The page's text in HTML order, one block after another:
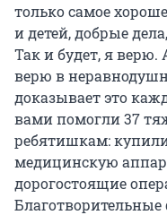
только самое
и детей, добрые
Так и будет, я верю.
верю в
доказывает это
вами помогли 37
ребятишкам:
медицинскую
дорогостоящие